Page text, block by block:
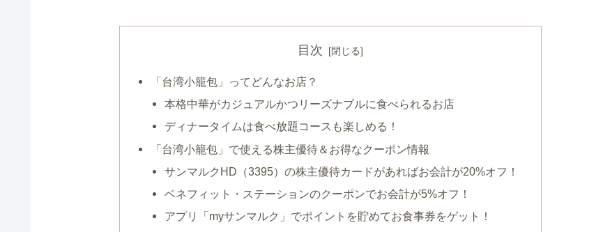
目次
「台湾小籠包」ってどんなお店？
本格中華がカジュアルかつリーズナブルに食べられるお店
ディナータイムは食べ放題コースも楽しめる！
「台湾小籠包」で使える株主優待＆お得なクーポン情報
サンマルクHD（3395）の株主優待カードがあればお会計が20%オフ！
ベネフィット・ステーションのクーポンでお会計が5%オフ！
アプリ「myサンマルク」でポイントを貯めてお食事券をゲット！